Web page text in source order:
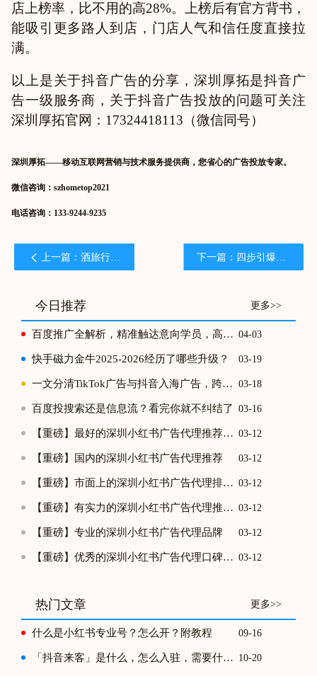
店上榜率，比不用的高28%。上榜后有官方背书，
能吸引更多路人到店，门店人气和信任度直接拉
满。
以上是关于抖音广告的分享，深圳厚拓是抖音广
告一级服务商，关于抖音广告投放的问题可关注
深圳厚拓官网：17324418113（微信同号）
深圳厚拓——移动互联网营销与技术服务提供商，您省心的广告投放专家。
微信咨询：szhometop2021
电话咨询：133-9244-9235
上一篇：酒旅行业如何抓住春节精准锚定需求实现抖音投流闭环？ 下一篇：四步引爆母婴市场：抖音广告投放全攻略!
今日推荐 更多>>
百度推广全解析，精准触达意向学员，高效实现获客转化 04-03
快手磁力金牛2025-2026经历了哪些升级？ 03-19
一文分清TikTok广告与抖音入海广告，跨境投放不踩坑 03-18
百度投搜索还是信息流？看完你就不纠结了 03-16
【重磅】最好的深圳小红书广告代理推荐排行榜单 03-12
【重磅】国内的深圳小红书广告代理推荐 03-12
【重磅】市面上的深圳小红书广告代理排行榜 03-12
【重磅】有实力的深圳小红书广告代理推荐榜 03-12
【重磅】专业的深圳小红书广告代理品牌 03-12
【重磅】优秀的深圳小红书广告代理口碑推荐榜 03-12
热门文章 更多>>
什么是小红书专业号？怎么开？附教程 09-16
「抖音来客」是什么，怎么入驻，需要什么资质？ 10-20